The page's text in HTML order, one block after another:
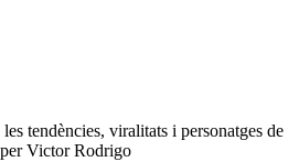
tendències, viralitats i personatges de
Victor Rodrigo